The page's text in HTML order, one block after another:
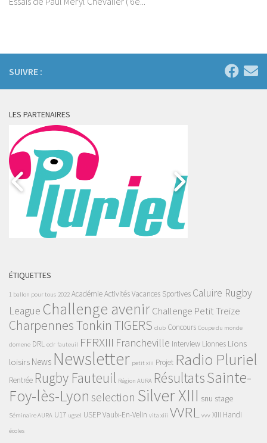
SUIVRE :
LES PARTENAIRES
ÉTIQUETTES
1 ballon pour tous 2022 AcadémieActivités Vacances Sportives Caluire Rugby
League Challenge avenirChallenge Petit Treize
Charpennes Tonkin TIGERS club Concours Coupe du monde
domene DRL edr fauteuil FFRXIII Francheville Interview Lionnes Lions
loisirs News Newsletter petit xiii Projet Radio Pluriel
Rentrée Rugby Fauteuil Région AURA RésultatsSainte-
Foy-lès-Lyon selection Silver XIII snu stage
Séminaire AURA U17 ugsel USEPVaulx-En-Velin vita xiii VVRL vvv XIII Handi
écoles